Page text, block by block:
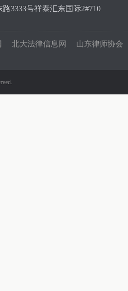
3333号祥泰汇东国际2#710
北大法律信息网 山东律师协会